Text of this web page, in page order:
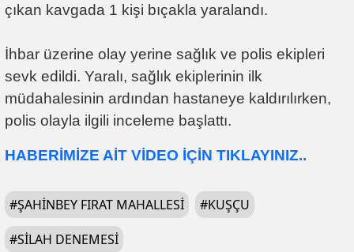
çıkan kavgada 1 kişi bıçakla yaralandı.
İhbar üzerine olay yerine sağlık ve polis ekipleri
sevk edildi. Yaralı, sağlık ekiplerinin ilk
müdahalesinin ardından hastaneye kaldırılırken,
polis olayla ilgili inceleme başlattı.
HABERİMİZE AİT VİDEO İÇİN TIKLAYINIZ..
#ŞAHINBEY FIRAT MAHALLESI #KUŞÇU
#SILAH DENEMESI